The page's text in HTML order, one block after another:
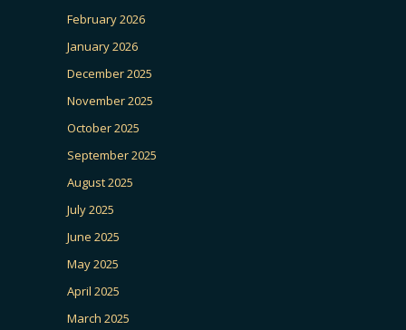
February 2026
January 2026
December 2025
November 2025
October 2025
September 2025
August 2025
July 2025
June 2025
May 2025
April 2025
March 2025